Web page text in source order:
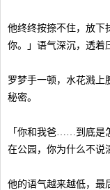
他终终按捺不住，放下
你。」语气深沉，透着
罗梦手一顿，水花溅上
秘密。
「你和我爸……到底是
在公园，你为什么不
他的语气越来越低，最